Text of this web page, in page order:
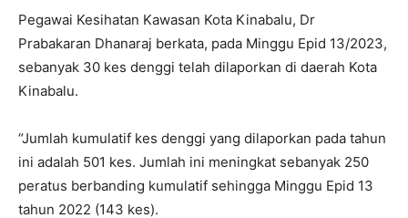
Pegawai Kesihatan Kawasan Kota Kinabalu, Dr
Prabakaran Dhanaraj berkata, pada Minggu Epid 13/2023,
sebanyak 30 kes denggi telah dilaporkan di daerah Kota
Kinabalu.
“Jumlah kumulatif kes denggi yang dilaporkan pada tahun
ini adalah 501 kes. Jumlah ini meningkat sebanyak 250
peratus berbanding kumulatif sehingga Minggu Epid 13
tahun 2022 (143 kes).